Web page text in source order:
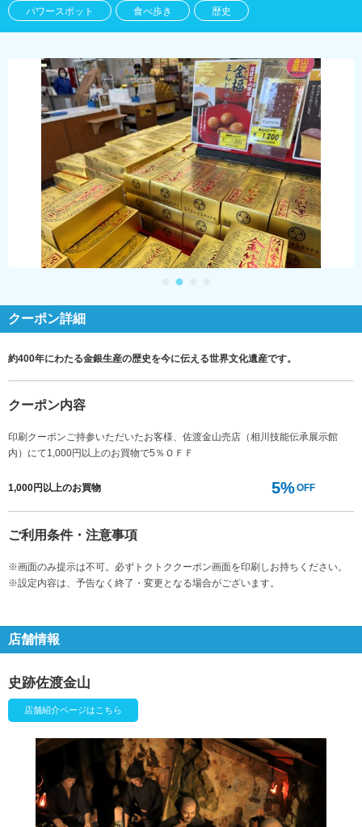
パワースポット 食べ歩き 歴史
クーポン詳細
約400年にわたる金銀生産の歴史を今に伝える世界文化遺産です。
クーポン内容
印刷クーポンご持参いただいたお客様、佐渡金山売店（相川技能伝承展示館
内）にて1,000円以上のお買物で5％ＯＦＦ
1,000円以上のお買物 5%OFF
ご利用条件・注意事項
※画面のみ提示は不可。必ずトクトククーポン画面を印刷しお持ちください。
※設定内容は、予告なく終了・変更となる場合がございます。
店舗情報
史跡佐渡金山
店舗紹介ページはこちら